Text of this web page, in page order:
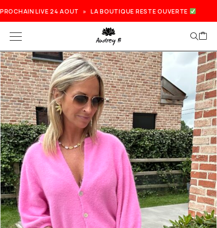
PROCHAIN LIVE 24 AOUT » LA BOUTIQUE RESTE OUVERTE